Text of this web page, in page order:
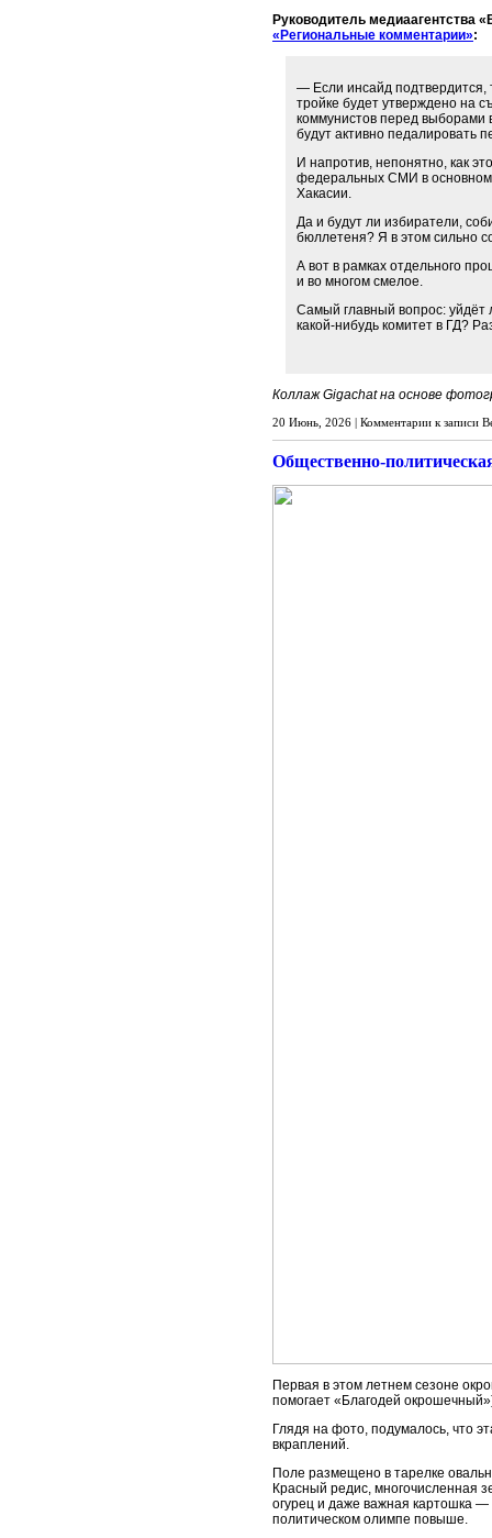
Руководитель медиаагентства
«Региональные комментарии»:
— Если инсайд подтвердится,
тройке будет утверждено на
коммунистов перед выборами
будут активно педалировать
И напротив, непонятно, как
федеральных СМИ в основном
Хакасии.
Да и будут ли избиратели,
бюллетеня? Я в этом сильно
А вот в рамках отдельного
и во многом смелое.
Самый главный вопрос: уйдёт
какой‑нибудь комитет в ГД?
Коллаж Gigachat на основе
20 Июнь, 2026 | Комментарии к записи
Общественно-
Первая в этом летнем сезоне
помогает «Благодей
Глядя на фото, подумалось, что
вкраплений.
Поле размещено в тарелке
Красный редис, многочисленная
огурец и даже важная картошка —
политическом олимпе повыше.